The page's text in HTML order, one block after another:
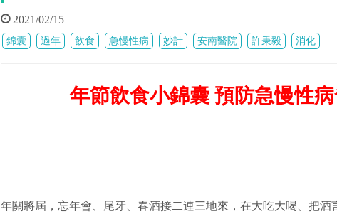
2021/02/15
錦囊 過年 飲食 急慢性病 妙計 安南醫院 許秉毅 消化
年節飲食小錦囊 預防急慢性
年關將屆，忘年會、尾牙、春酒接二連三地來，在大吃大喝、把